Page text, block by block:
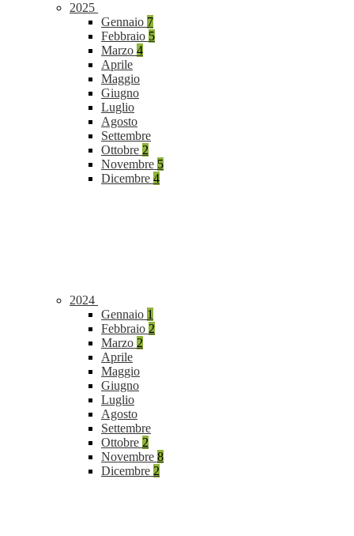
2025
Gennaio 7
Febbraio 5
Marzo 4
Aprile
Maggio
Giugno
Luglio
Agosto
Settembre
Ottobre 2
Novembre 5
Dicembre 4
2024
Gennaio 1
Febbraio 2
Marzo 2
Aprile
Maggio
Giugno
Luglio
Agosto
Settembre
Ottobre 2
Novembre 8
Dicembre 2